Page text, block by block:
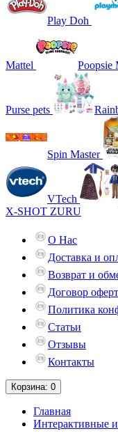
Play Doh
Mattel Poopsie
Purse pets
Spin Master
VTech
X-SHOT ZURU
О Нас
Доставка и
Возврат и
Договор
Политика
Статьи
Отзывы
Контакты
Корзина: 0
Главная
Интерактивные